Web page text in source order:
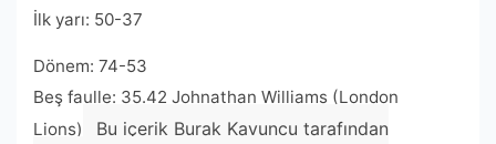
İlk yarı: 50-37
Dönem: 74-53
Beş faulle: 35.42 Johnathan Williams (London
Lions)
Bu içerik Burak Kavuncu tarafından